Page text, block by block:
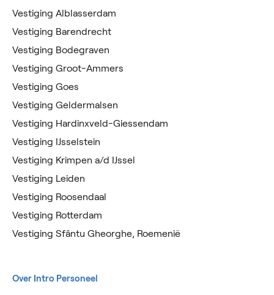
Vestiging Alblasserdam
Vestiging Barendrecht
Vestiging Bodegraven
Vestiging Groot-Ammers
Vestiging Goes
Vestiging Geldermalsen
Vestiging Hardinxveld-Giessendam
Vestiging IJsselstein
Vestiging Krimpen a/d IJssel
Vestiging Leiden
Vestiging Roosendaal
Vestiging Rotterdam
Vestiging Sfântu Gheorghe, Roemenië
Over Intro Personeel